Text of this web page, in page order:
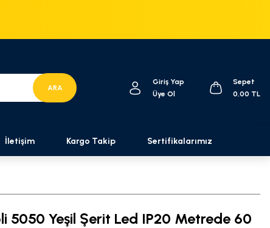
ARA
Giriş Yap
Üye Ol
Sepet
0,00 TL
İletişim Kargo Takip Sertifikalarımız
5050 Yeşil Şerit Led IP20 Metrede 60